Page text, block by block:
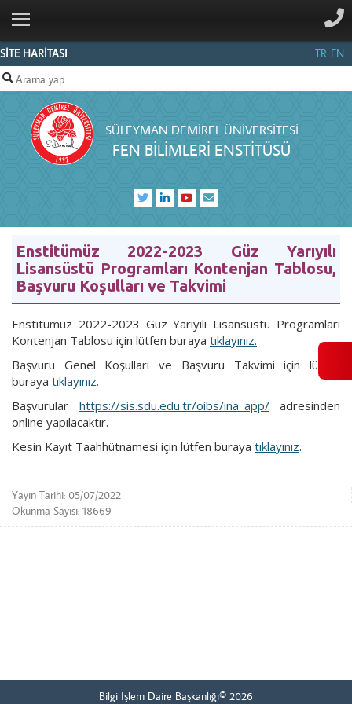
SİTE HARİTASI TR EN
SÜLEYMAN DEMIREL ÜNIVERSITESI
FEN BİLİMLERİ ENSTİTÜSÜ
ANA SAYFA
KURUMSAL
PERSONEL
ANABİLİM
DALLARI
SDÜFORMS
Enstitümüz 2022-2023 Güz Yarıyılı
Lisansüstü Programları Kontenjan Tablosu,
Başvuru Koşulları ve Takvimi
Enstitümüz 2022-2023 Güz Yarıyılı Lisansüstü Programları
Kontenjan Tablosu için lütfen buraya tıklayınız.
Başvuru Genel Koşulları ve Başvuru Takvimi için lütfen
buraya tıklayınız.
Başvurular https://sis.sdu.edu.tr/oibs/ina_app/adresinden
online yapılacaktır.
Kesin Kayıt Taahhütnamesi için lütfen buraya tıklayınız.
Yayın Tarihi: 05/07/2022
Okunma Sayısı: 18669
Bilgi İşlem Daire Başkanlığı© 2026